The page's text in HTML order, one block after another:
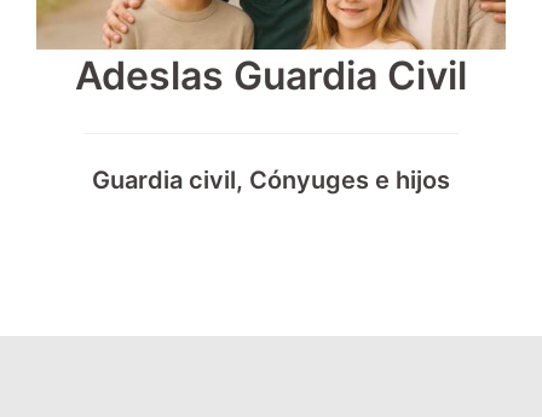
Adeslas Guardia Civil
Guardia civil, Cónyuges e hijos